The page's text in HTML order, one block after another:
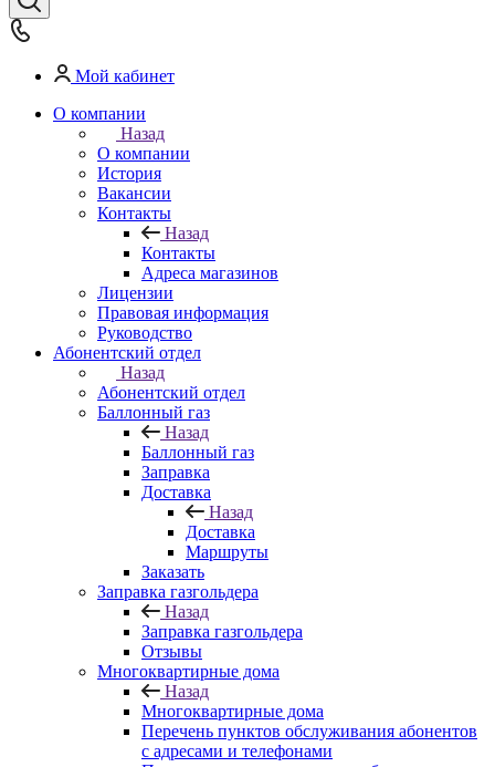
Мой кабинет
О компании
Назад
О компании
История
Вакансии
Контакты
Назад
Контакты
Адреса магазинов
Лицензии
Правовая информация
Руководство
Абонентский отдел
Назад
Абонентский отдел
Баллонный газ
Назад
Баллонный газ
Заправка
Доставка
Назад
Доставка
Маршруты
Заказать
Заправка газгольдера
Назад
Заправка газгольдера
Отзывы
Многоквартирные дома
Назад
Многоквартирные дома
Перечень пунктов обслуживания абонентов
с адресами и телефонами